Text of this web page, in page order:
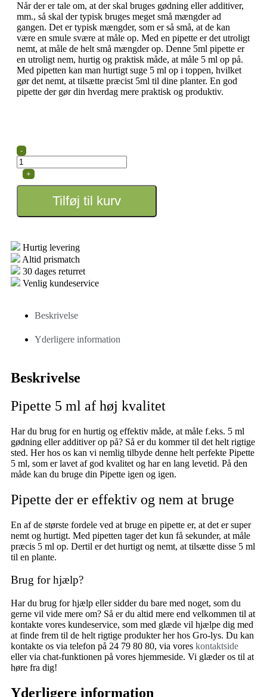
Når der er tale om, at der skal bruges gødning eller additiver,
mm., så skal der typisk bruges meget små mængder ad
gangen. Det er typisk mængder, som er så små, at de kan
være en smule svære at måle op. Med en pipette er det utroligt
nemt, at måle de helt små mængder op. Denne 5ml pipette er
en utroligt nem, hurtig og praktisk måde, at måle 5 ml op på.
Med pipetten kan man hurtigt suge 5 ml op i toppen, hvilket
gør det nemt, at tilsætte præcist 5ml til dine planter. En god
pipette der gør din hverdag mere praktisk og produktiv.
-
+
Tilføj til kurv
Hurtig levering
Altid prismatch
30 dages returret
Venlig kundeservice
Beskrivelse
Yderligere information
Beskrivelse
Pipette 5 ml af høj kvalitet
Har du brug for en hurtig og effektiv måde, at måle f.eks. 5 ml
gødning eller additiver op på? Så er du kommer til det helt rigtige
sted. Her hos os kan vi nemlig tilbyde denne helt perfekte Pipette
5 ml, som er lavet af god kvalitet og har en lang levetid. På den
måde kan du bruge din Pipette igen og igen.
Pipette der er effektiv og nem at bruge
En af de største fordele ved at bruge en pipette er, at det er super
nemt og hurtigt. Med pipetten tager det kun få sekunder, at måle
præcis 5 ml op. Dertil er det hurtigt og nemt, at tilsætte disse 5 ml
til en plante.
Brug for hjælp?
Har du brug for hjælp eller sidder du bare med noget, som du
gerne vil vide mere om? Så er du altid mere end velkommen til at
kontakte vores kundeservice, som med glæde vil hjælpe dig med
at finde frem til de helt rigtige produkter her hos Gro-lys. Du kan
kontakte os via telefon på 24 79 80 80, via vores kontaktside
eller via chat-funktionen på vores hjemmeside. Vi glæder os til at
høre fra dig!
Yderligere information